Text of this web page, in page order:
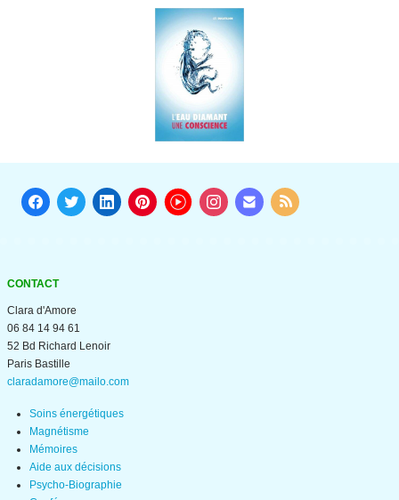
CONTACT
Clara d'Amore
06 84 14 94 61
52 Bd Richard Lenoir
Paris Bastille
claradamore@mailo.com
Soins énergétiques
Magnétisme
Mémoires
Aide aux décisions
Psycho-Biographie